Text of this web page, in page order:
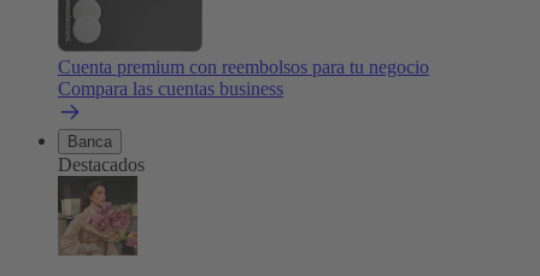
Cuenta premium con reembolsos para tu negocio
Compara las cuentas business
Banca
Destacados